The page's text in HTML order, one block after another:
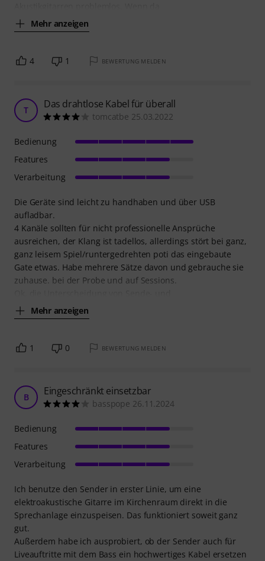
Mehr anzeigen
4 1 BEWERTUNG MELDEN
T Das drahtlose Kabel für überall
tomcatbe 25.03.2022
Die Geräte sind leicht zu handhaben und über USB
aufladbar.
4 Kanäle sollten für nicht professionelle Ansprüche
ausreichen, der Klang ist tadellos, allerdings stört bei ganz,
ganz leisem Spiel/runtergedrehten poti das eingebaute
Gate etwas. Habe mehrere Sätze davon und gebrauche sie
zuhause. bei der Probe und auf Sessions.
Mehr anzeigen
Bedienung
Features
Verarbeitung
1 0 BEWERTUNG MELDEN
B Eingeschränkt einsetzbar
basspope 26.11.2024
Ich benutze den Sender in erster Linie, um eine
elektroakustische Gitarre im Kirchenraum direkt in die
Sprechanlage einzuspeisen. Das funktioniert soweit ganz
gut.
Außerdem habe ich ausprobiert, ob der Sender auch für
Liveauftritte mit dem Bass ein hochwertiges Kabel ersetzen
Bedienung
Features
Verarbeitung